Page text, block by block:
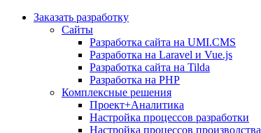
Заказать разработку
Сайты
Разработка сайта на UMI.CMS
Разработка на Laravel и Vue.js
Разработка сайта на Tilda
Разработка на PHP
Комплексные решения
Проект+Аналитика
Настройка процессов разработки
Настройка процессов производства